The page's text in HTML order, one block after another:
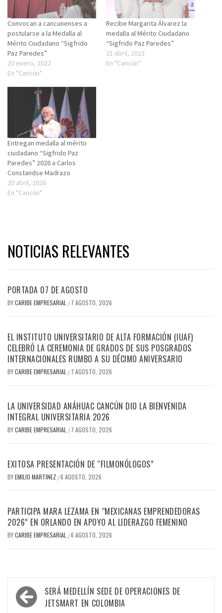
Convocan a cancunenses a
postularse a la Medalla al
Mérito Ciudadano “Sigfrido
Paz Paredes”
20 enero, 2022
En "Cancún"
Recibe Margarita Álvarez la
medalla al Mérito Ciudadano
“Sigfrido Paz Paredes”
21 abril, 2023
En "Cancún"
Entregan medalla al mérito
ciudadano “Sigfrido Paz
Paredes” 2026 a Carlos
Constandse Madrazo
20 abril, 2026
En "Cancún"
NOTICIAS RELEVANTES
PORTADA 07 DE AGOSTO
BYCARIBE EMPRESARIAL / 7 AGOSTO, 2026
EL INSTITUTO UNIVERSITARIO DE ALTA FORMACIÓN (IUAF)
CELEBRÓ LA CEREMONIA DE GRADOS DE SUS POSGRADOS
INTERNACIONALES RUMBO A SU DÉCIMO ANIVERSARIO
BYCARIBE EMPRESARIAL / 7 AGOSTO, 2026
LA UNIVERSIDAD ANÁHUAC CANCÚN DIO LA BIENVENIDA
INTEGRAL UNIVERSITARIA 2026
BYCARIBE EMPRESARIAL / 7 AGOSTO, 2026
EXITOSA PRESENTACIÓN DE “FILMONÓLOGOS”
BYEMILIO MARTINEZ /6 AGOSTO, 2026
PARTICIPA MARA LEZAMA EN “MEXICANAS EMPRENDEDORAS
2026” EN ORLANDO EN APOYO AL LIDERAZGO FEMENINO
BYCARIBE EMPRESARIAL /6 AGOSTO, 2026
Navegación
de
SERÁ MEDELLÍN SEDE DE OPERACIONES DE
JETSMART EN COLOMBIA